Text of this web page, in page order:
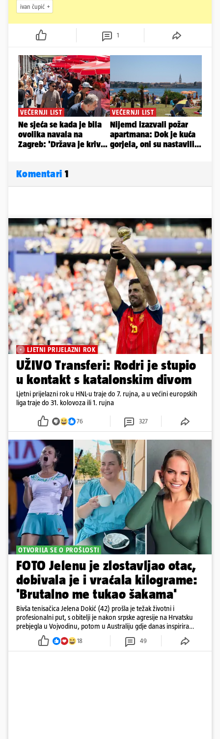
ivan čupić
1
Komentari 1
LJETNI PRIJELAZNI ROK
UŽIVO Transferi: Rodri je stupio
u kontakt s katalonskim divom
Ljetni prijelazni rok u HNL-u traje do 7. rujna, a u većini europskih
liga traje do 31. kolovoza ili 1. rujna
76 327
OTVORILA SE O PROŠLOSTI
FOTO Jelenu je zlostavljao otac,
dobivala je i vraćala kilograme:
'Brutalno me tukao šakama'
Bivša tenisačica Jelena Dokić (42) prošla je težak životni i
profesionalni put, s obitelji je nakon srpske agresije na Hrvatsku
prebjegla u Vojvodinu, potom u Australiju gdje danas inspirira
18 49